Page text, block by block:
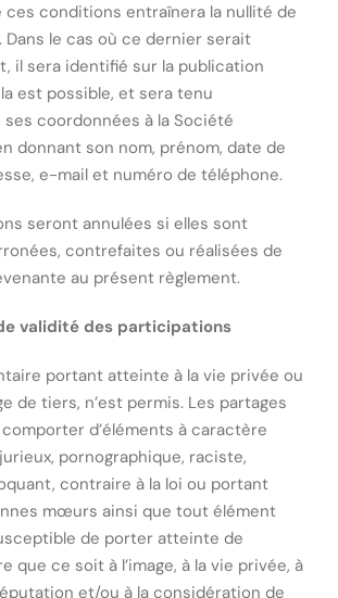
conditions entraînera la nullité de
Dans le cas où ce dernier serait
il sera identifié sur la publication
est possible, et sera tenu
coordonnées à la Société
donnant son nom, prénom, date de
e-mail et numéro de téléphone.
seront annulées si elles sont
contrefaites ou réalisées de
au présent règlement.
validité des participations
portant atteinte à la vie privée ou
de tiers, n’est permis. Les partages
d’éléments à caractère
pornographique, raciste,
contraire à la loi ou portant
mœurs ainsi que tout élément
de porter atteinte de
que ce soit à l’image, à la vie privée, à
et/ou à la considération de